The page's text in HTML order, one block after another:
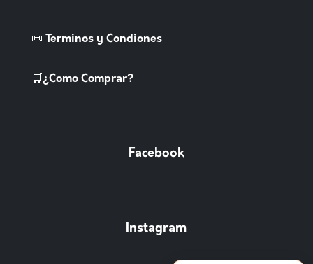
📜 Terminos y Condiones
🛒¿Como Comprar?
Facebook
Instagram